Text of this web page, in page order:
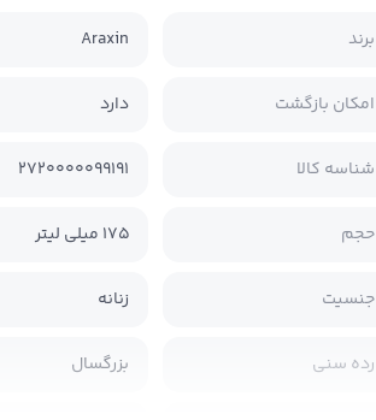
برند Araxin
امکان بازگشت دارد
شناسه کالا 2720000099191
حجم ‫175 میلی لیتر‬
جنسیت زنانه
رده سنی بزرگسال